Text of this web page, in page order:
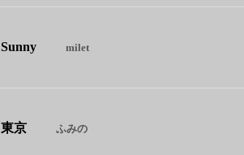
Sunny milet
東京 ふみの